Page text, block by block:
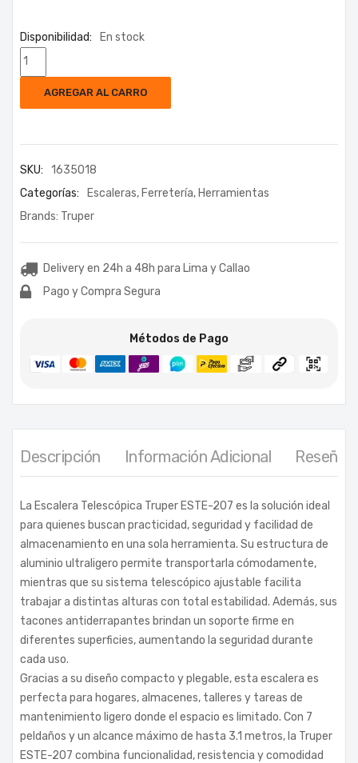
Disponibilidad: En stock
AGREGAR AL CARRO
SKU:
1635018
Categorías:
Escaleras, Ferretería, Herramientas
Brands: Truper
Delivery en 24h a 48h para Lima y Callao
Pago y Compra Segura
Métodos de Pago
Descripción Información Adicional Reseñas
La Escalera Telescópica Truper ESTE-207 es la solución ideal
para quienes buscan practicidad, seguridad y facilidad de
almacenamiento en una sola herramienta. Su estructura de
aluminio ultraligero permite transportarla cómodamente,
mientras que su sistema telescópico ajustable facilita
trabajar a distintas alturas con total estabilidad. Además, sus
tacones antiderrapantes brindan un soporte firme en
diferentes superficies, aumentando la seguridad durante
cada uso.
Gracias a su diseño compacto y plegable, esta escalera es
perfecta para hogares, almacenes, talleres y tareas de
mantenimiento ligero donde el espacio es limitado. Con 7
peldaños y un alcance máximo de hasta 3.1 metros, la Truper
ESTE-207 combina funcionalidad, resistencia y comodidad